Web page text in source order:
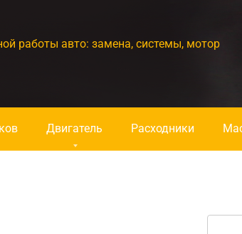
работы авто: замена, системы, мотор
Двигатель Расходники